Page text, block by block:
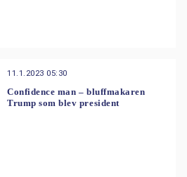
11.1.2023 05:30
Confidence man – bluffmakaren
Trump som blev president